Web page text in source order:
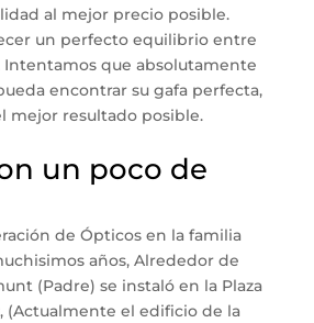
al mejor precio posible.
un perfecto equilibrio entre
Intentamos que absolutamente
encontrar su gafa perfecta,
mejor resultado posible.
un poco de
de Ópticos en la familia
años, Alrededor de
(Padre) se instaló en la Plaza
(Actualmente el edificio de la